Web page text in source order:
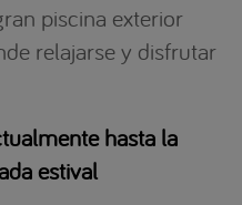
piscina exterior
relajarse y disfrutar
hasta la
estival